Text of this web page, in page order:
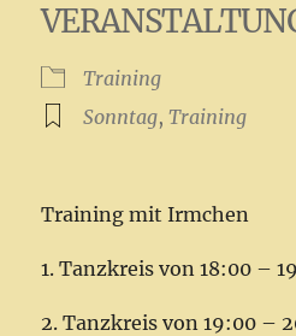
Training
Sonntag,Training
Training mit Irmchen
1. Tanzkreis von 18:00 –
2. Tanzkreis von 19:00 –